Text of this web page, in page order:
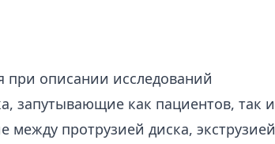
описании исследований
запутывающие как пациентов, так и
протрузией диска, экструзией